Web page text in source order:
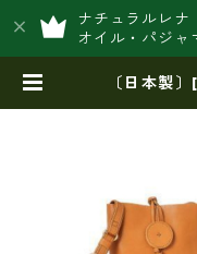
ナチュラルレナ
オイル・パジャ
〔日本製
ルバッグ
財布 専門